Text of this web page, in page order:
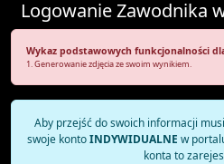
Logowanie Zawodnika
Wykaz podstawowych funkcjonalności
1. Generowanie zdjęcia ze swoim wynikiem.
Aby przejść do swoich informacji
swoje kontoINDYWIDUALNE w
konta to